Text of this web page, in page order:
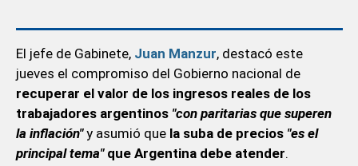
El jefe de Gabinete, Juan Manzur, destacó este
jueves el compromiso del Gobierno nacional de
recuperar el valor de los ingresos reales de los
trabajadores argentinos "con paritarias que superen
la inflación"y asumió que la suba de precios "es el
principal tema" que Argentina debe atender.